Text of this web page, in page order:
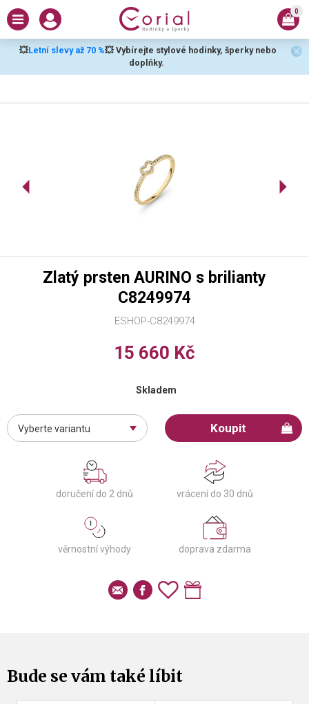
💥Letní slevy až 70 %💥 Vybírejte stylové hodinky, šperky nebo
doplňky.
0
ESHOP-C8249974
Zlatý prsten AURINO s brilianty
C8249974
15 660 Kč
Skladem
Vyberte variantu Koupit
doručení do 2 dnů vrácení do 30 dnů
věrnostní výhody doprava zdarma
Bude se vám také líbit